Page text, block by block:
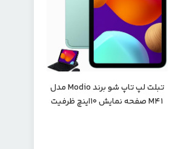
تبلت لپ تاپ شو برند Modio مدل
M41 صفحه نمایش 10اینچ ظرفیت